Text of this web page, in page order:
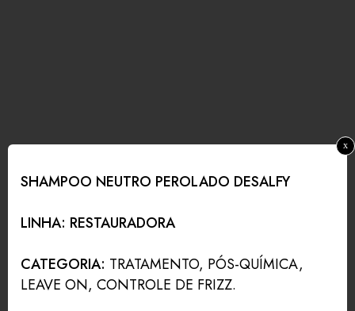
SHAMPOO NEUTRO PEROLADO DESALFY
LINHA: RESTAURADORA
CATEGORIA: TRATAMENTO, PÓS-QUÍMICA,
LEAVE ON, CONTROLE DE FRIZZ.
x